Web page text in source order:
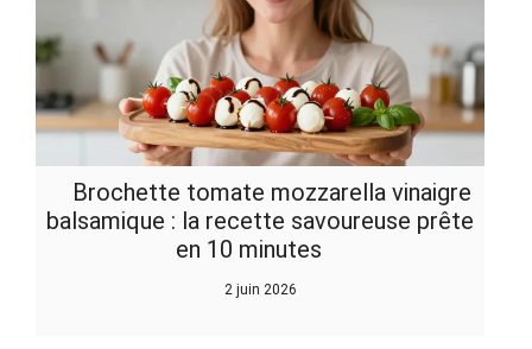
Brochette tomate mozzarella vinaigre
balsamique : la recette savoureuse prête
en 10 minutes
2 juin 2026